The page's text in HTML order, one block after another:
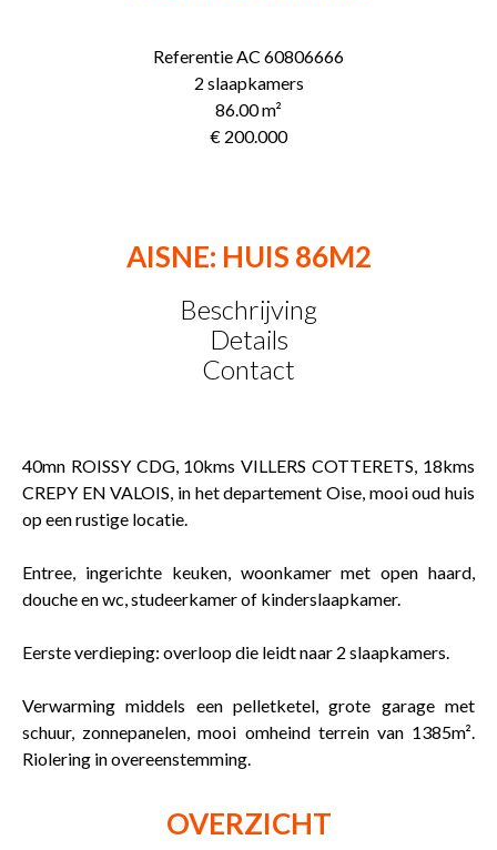
ReferentieAC 60806666
2 slaapkamers
86.00m²
€ 200.000
AISNE: HUIS 86M2
Beschrijving
Details
Contact
40mn ROISSY CDG, 10kms VILLERS COTTERETS, 18kms
CREPY EN VALOIS, in het departement Oise, mooi oud huis
op een rustige locatie.
Entree, ingerichte keuken, woonkamer met open haard,
douche en wc, studeerkamer of kinderslaapkamer.
Eerste verdieping: overloop die leidt naar 2 slaapkamers.
Verwarming middels een pelletketel, grote garage met
schuur, zonnepanelen, mooi omheind terrein van 1385m².
Riolering in overeenstemming.
OVERZICHT